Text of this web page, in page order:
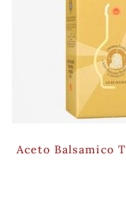
Aceto Balsamico